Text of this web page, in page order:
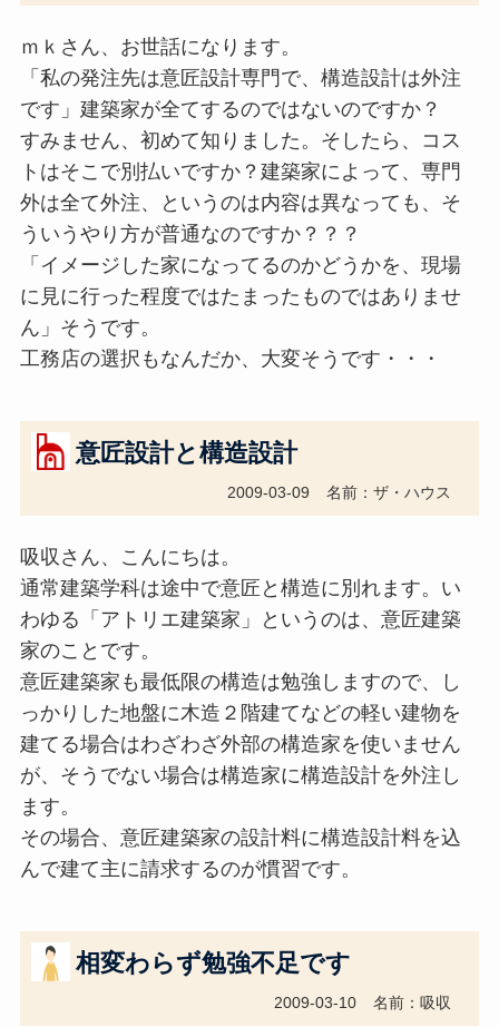
ｍｋさん、お世話になります。
「私の発注先は意匠設計専門で、構造設計は外注
です」建築家が全てするのではないのですか？
すみません、初めて知りました。そしたら、コス
トはそこで別払いですか？建築家によって、専門
外は全て外注、というのは内容は異なっても、そ
ういうやり方が普通なのですか？？？
「イメージした家になってるのかどうかを、現場
に見に行った程度ではたまったものではありませ
ん」そうです。
工務店の選択もなんだか、大変そうです・・・
意匠設計と構造設計
2009-03-09 名前：ザ・ハウス
吸収さん、こんにちは。
通常建築学科は途中で意匠と構造に別れます。い
わゆる「アトリエ建築家」というのは、意匠建築
家のことです。
意匠建築家も最低限の構造は勉強しますので、し
っかりした地盤に木造２階建てなどの軽い建物を
建てる場合はわざわざ外部の構造家を使いません
が、そうでない場合は構造家に構造設計を外注し
ます。
その場合、意匠建築家の設計料に構造設計料を込
んで建て主に請求するのが慣習です。
相変わらず勉強不足です
2009-03-10 名前：吸収